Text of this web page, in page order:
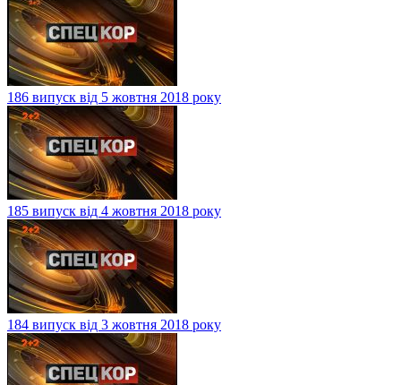
186 випуск від 5 жовтня 2018 року
185 випуск від 4 жовтня 2018 року
184 випуск від 3 жовтня 2018 року